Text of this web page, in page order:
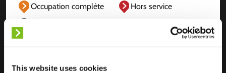
This website uses cookies
Occupation complète
Hors service